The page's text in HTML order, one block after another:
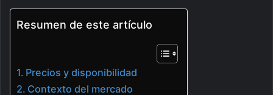
Resumen de este artículo
Precios y disponibilidad
Contexto del mercado